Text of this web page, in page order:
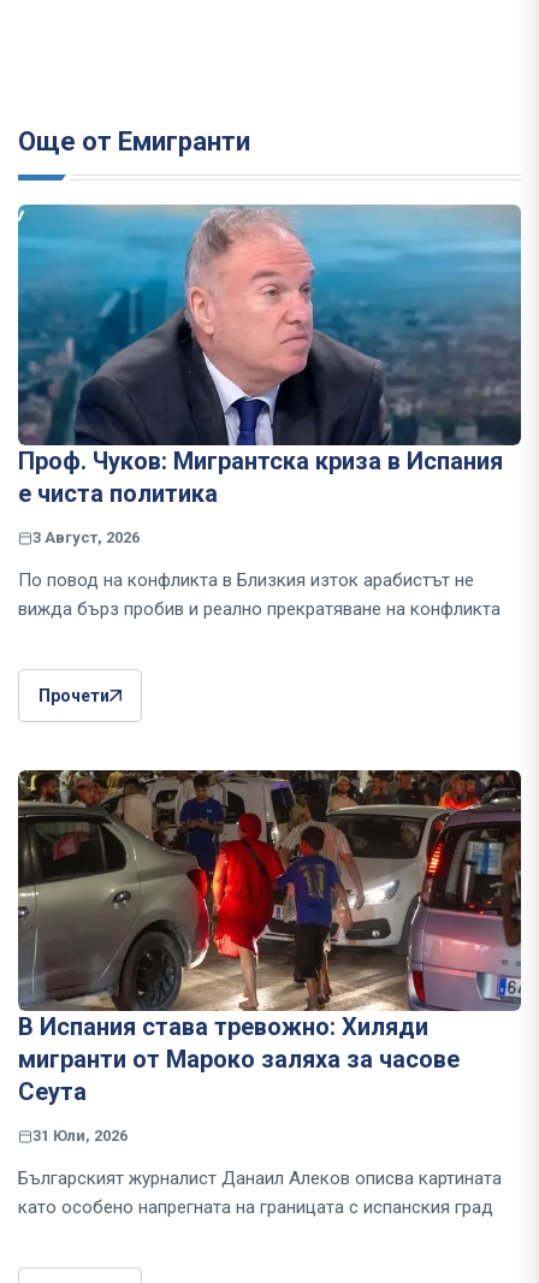
Още от Емигранти
Проф. Чуков: Мигрантска криза в Испания
е чиста политика
3 Август, 2026
По повод на конфликта в Близкия изток арабистът не
вижда бърз пробив и реално прекратяване на конфликта
Прочети
В Испания става тревожно: Хиляди
мигранти от Мароко заляха за часове
Сеута
31 Юли, 2026
Българският журналист Данаил Алеков описва картината
като особено напрегната на границата с испанския град